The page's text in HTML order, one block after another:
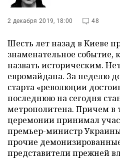
2 декабря 2019, 18:00 48
Шесть лет назад в Киеве
знаменательное событие,
назвать историческим.
евромайдана. За неделю
старта «революции
последнюю на сегодня
метрополитена. Причем в
церемонии принимал
премьер-министр
прочие
представители прежней